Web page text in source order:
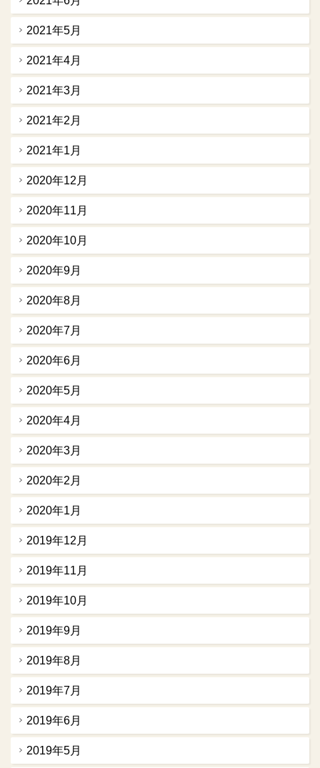
2021年5月
2021年4月
2021年3月
2021年2月
2021年1月
2020年12月
2020年11月
2020年10月
2020年9月
2020年8月
2020年7月
2020年6月
2020年5月
2020年4月
2020年3月
2020年2月
2020年1月
2019年12月
2019年11月
2019年10月
2019年9月
2019年8月
2019年7月
2019年6月
2019年5月